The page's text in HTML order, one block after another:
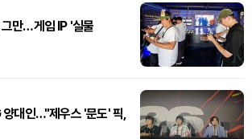
만…게임 IP '실물
양대인…"제우스 '문도' 픽,